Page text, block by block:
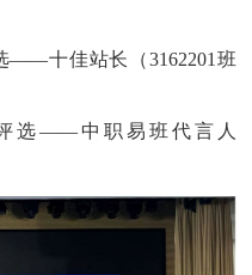
——十佳站长（3162201班
选——中职易班代言人